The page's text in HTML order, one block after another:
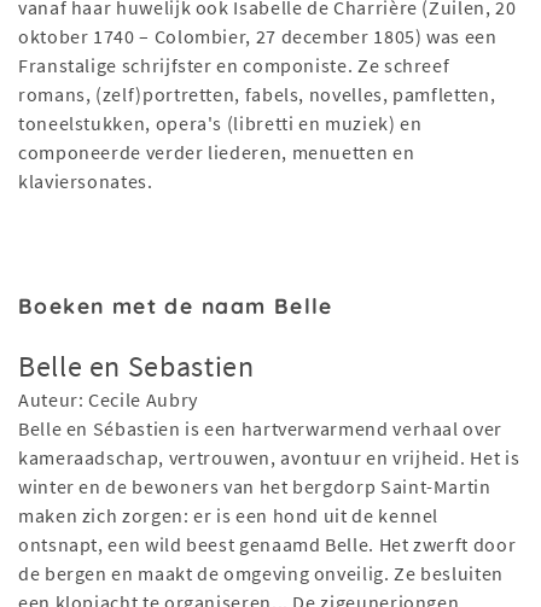
vanaf haar huwelijk ook Isabelle de Charrière (Zuilen, 20
oktober 1740 – Colombier, 27 december 1805) was een
Franstalige schrijfster en componiste. Ze schreef
romans, (zelf)portretten, fabels, novelles, pamfletten,
toneelstukken, opera's (libretti en muziek) en
componeerde verder liederen, menuetten en
klaviersonates.
Boeken met de naam Belle
Belle en Sebastien
Auteur: Cecile Aubry
Belle en Sébastien is een hartverwarmend verhaal over
kameraadschap, vertrouwen, avontuur en vrijheid. Het is
winter en de bewoners van het bergdorp Saint-Martin
maken zich zorgen: er is een hond uit de kennel
ontsnapt, een wild beest genaamd Belle. Het zwerft door
de bergen en maakt de omgeving onveilig. Ze besluiten